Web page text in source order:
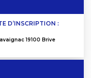
D’INSCRIPTION :
19100 Brive